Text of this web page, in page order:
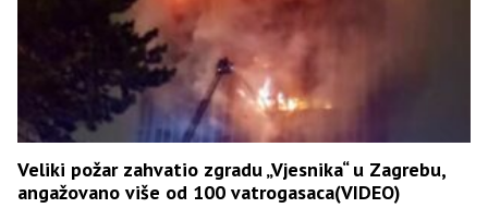
Veliki požar zahvatio zgradu „Vjesnika“ u Zagrebu,
angažovano više od 100 vatrogasaca(VIDEO)